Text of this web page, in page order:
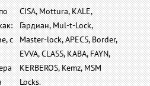
с
CISA, Mottura, KALE,
Гардиан, Mul-t-Lock,
Master-lock, APECS, Border,
EVVA, CLASS, KABA, FAYN,
KERBEROS, Kemz, MSM
Locks.